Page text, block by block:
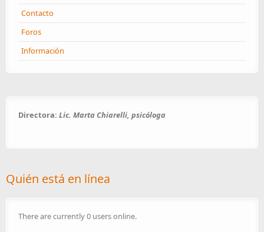
Contacto
Foros
Información
Directora: Lic. Marta Chiarelli, psicóloga
Quién está en línea
There are currently 0 users online.